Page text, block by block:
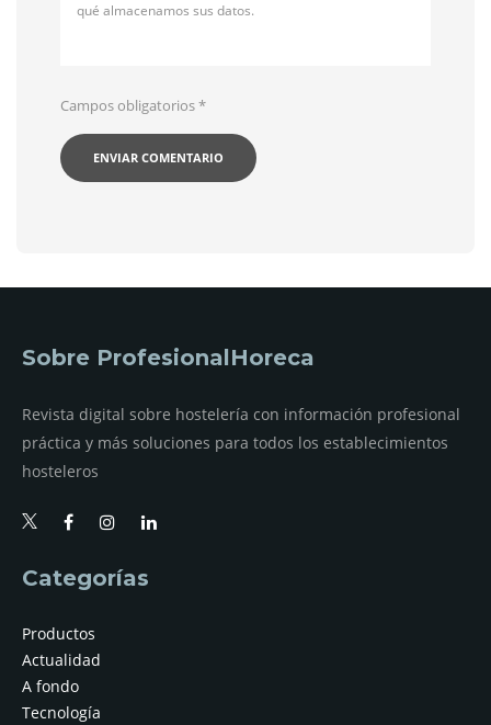
qué almacenamos sus datos.
Campos obligatorios*
Sobre ProfesionalHoreca
Revista digital sobre hostelería con información profesional
práctica y más soluciones para todos los establecimientos
hosteleros
Categorías
Productos
Actualidad
A fondo
Tecnología